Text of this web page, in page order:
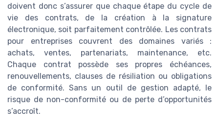
doivent donc s’assurer que chaque étape du cycle de
vie des contrats, de la création à la signature
électronique, soit parfaitement contrôlée. Les contrats
pour entreprises couvrent des domaines variés :
achats, ventes, partenariats, maintenance, etc.
Chaque contrat possède ses propres échéances,
renouvellements, clauses de résiliation ou obligations
de conformité. Sans un outil de gestion adapté, le
risque de non-conformité ou de perte d’opportunités
s’accroît.